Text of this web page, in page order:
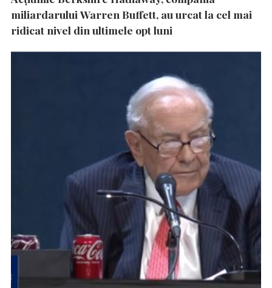
miliardarului Warren Buffett, au urcat la cel mai
ridicat nivel din ultimele opt luni